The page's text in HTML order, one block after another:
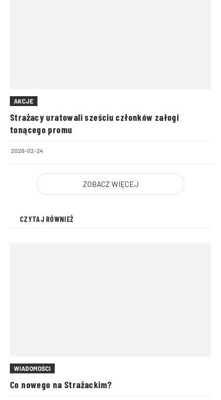
AKCJE
Strażacy uratowali sześciu członków załogi
tonącego promu
2026-02-24
ZOBACZ WIĘCEJ
CZYTAJ RÓWNIEŻ
WIADOMOŚCI
Co nowego na Strażackim?